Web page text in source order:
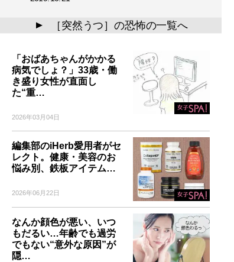
▲ ［突然うつ］の恐怖の一覧へ
「おばあちゃんがかかる
病気でしょ？」33歳・働
き盛り女性が直面し
た“重…
2026年03月04日
編集部のiHerb愛用者がセ
レクト。健康・美容のお
悩み別、鉄板アイテム…
2026年06月22日
なんか顔色が悪い、いつ
もだるい…年齢でも過労
でもない“意外な原因”が
隠…